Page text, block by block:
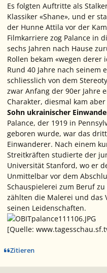
Es folgten Auftritte als
Klassiker «Shane», und er
der Hunne Attila vor der
Filmkarriere zog Palance in
sechs Jahren nach Hause
Rollen bekam «wegen derer
Rund 40 Jahre nach seinem
schliesslich von dem
zwar Anfang der 90er Jahre
Charakter, diesmal kam
Sohn ukrainischer
Palance, der 1919 in
geboren wurde, war das
Einwanderer. Nach einem
Streitkräften studierte der
Universität Stanford, wo er
Unmittelbar vor dem
Schauspielerei zum Beruf
zählten die Malerei und das
seinen Leidenschaften.
[Quelle:
Zitieren